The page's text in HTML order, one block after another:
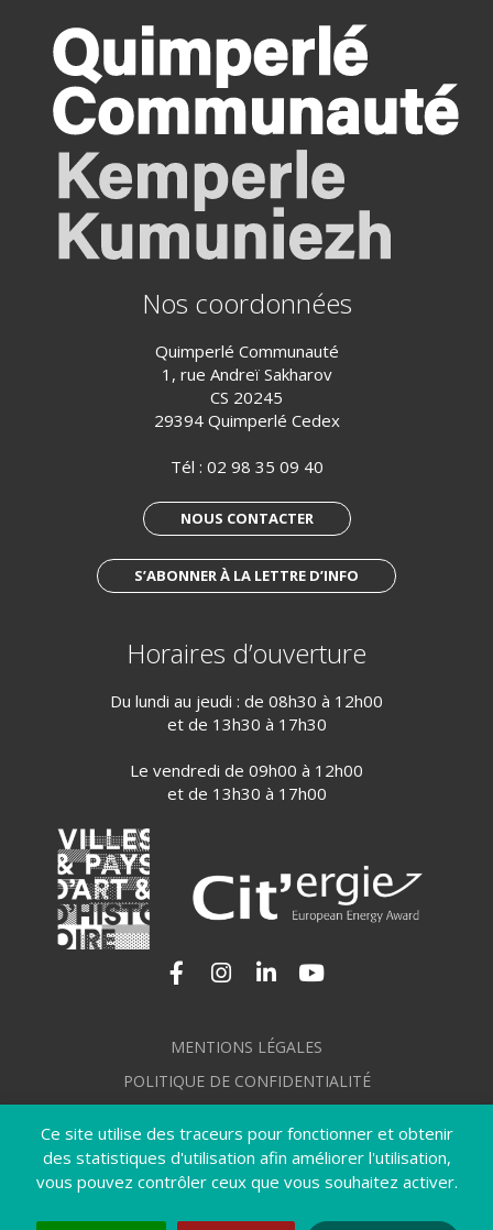
Ce site utilise des traceurs pour fonctionner et obtenir
des statistiques d'utilisation afin améliorer l'utilisation,
vous pouvez contrôler ceux que vous souhaitez activer.
Nos coordonnées
Quimperlé Communauté
1, rue Andreï Sakharov
CS 20245
29394 Quimperlé Cedex
Tél : 02 98 35 09 40
NOUS CONTACTER
S’ABONNER À LA LETTRE D’INFO
Horaires d’ouverture
Du lundi au jeudi : de 08h30 à 12h00
et de 13h30 à 17h30
Le vendredi de 09h00 à 12h00
et de 13h30 à 17h00
Lien vers le compte Facebook
Lien vers le compte Instagram
Lien vers le compte
MENTIONS LÉGALES
POLITIQUE DE CONFIDENTIALITÉ
PLAN DU SITE
CRÉDITS
ACCESSIBILITÉ : NON CONFORME